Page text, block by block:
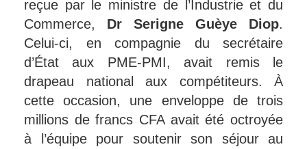
reçue par le ministre de l’Industrie et du
Commerce, Dr Serigne Guèye Diop.
Celui-ci, en compagnie du secrétaire
d’État aux PME-PMI, avait remis le
drapeau national aux compétiteurs. À
cette occasion, une enveloppe de trois
millions de francs CFA avait été octroyée
à l’équipe pour soutenir son séjour au